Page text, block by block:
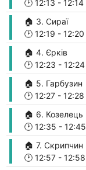
🕑12:13 - 12:14
🏠 3. Сираї
🕑12:19 - 12:20
🏠 4. Єрків
🕑12:23 - 12:24
🏠 5. Гарбузин
🕑12:27 - 12:28
🏠 6. Козелець
🕑12:35 - 12:45
🏠 7. Скрипчин
🕑12:57 - 12:58